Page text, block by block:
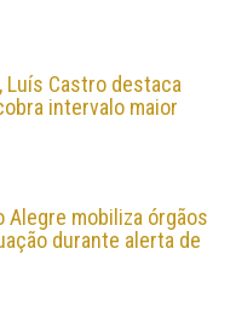
Luís Castro destaca
intervalo maior
mobiliza órgãos
durante alerta de